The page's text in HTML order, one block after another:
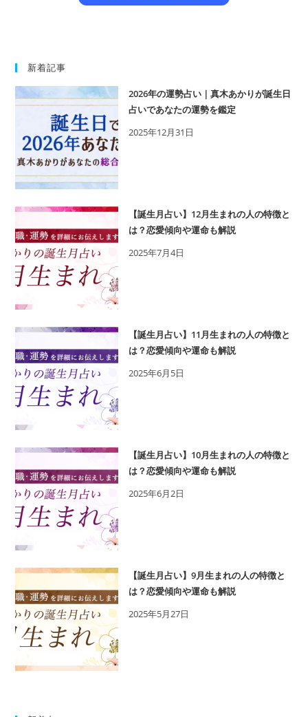
新着記事
2026年の運勢占い｜真木あかりが誕生日
占いであなたの運勢を鑑定
2025年12月31日
【誕生月占い】12月生まれの人の特徴と
は？恋愛傾向や運命も解説
2025年7月4日
【誕生月占い】11月生まれの人の特徴と
は？恋愛傾向や運命も解説
2025年6月5日
【誕生月占い】10月生まれの人の特徴と
は？恋愛傾向や運命も解説
2025年6月2日
【誕生月占い】9月生まれの人の特徴と
は？恋愛傾向や運命も解説
2025年5月27日